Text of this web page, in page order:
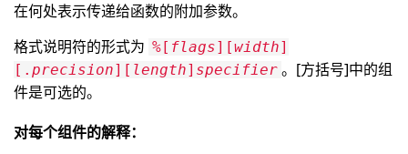
在何处表示传递给函数的附加参数。
格式说明符的形式为 %[ flags][width]
[. precision][ length] specifier 。[方括号]中的组
件是可选的。
对每个组件的解释：